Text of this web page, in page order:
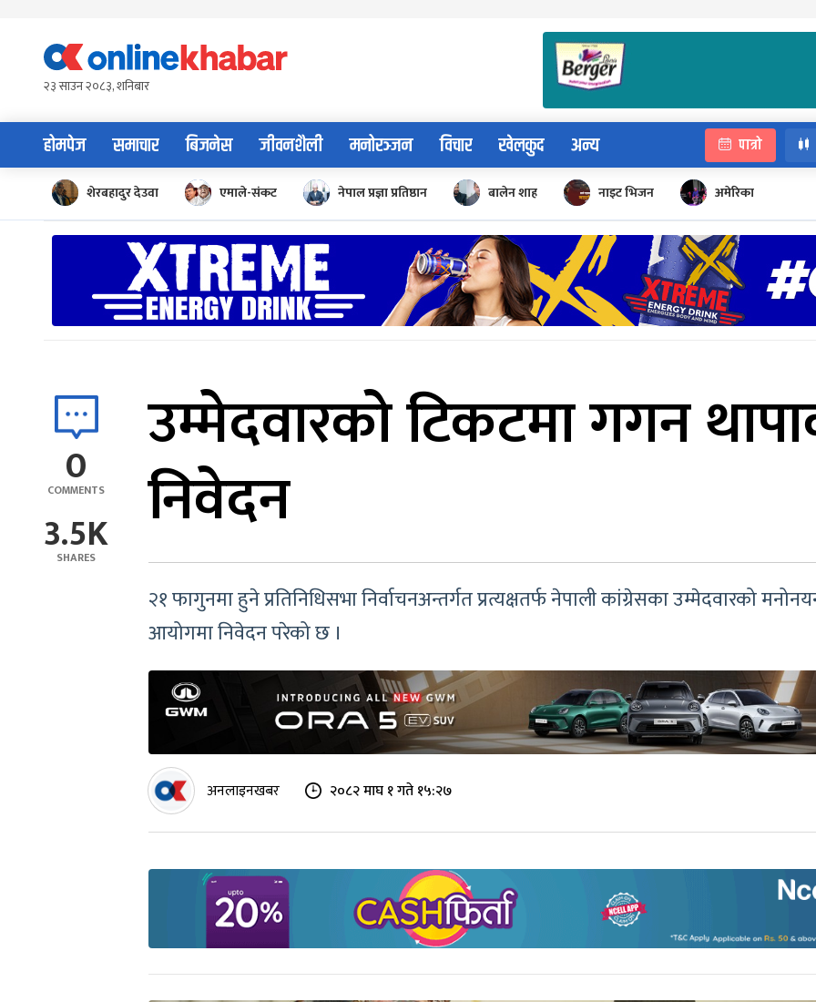
content२३ साउन २०८३, शनिबार
होमपेज समाचार बिजनेस जीवनशैली मनोरञ्जन विचार खेलकुद अन्य पात्रो
शेरबहादुर देउवा एमाले-संकट नेपाल प्रज्ञा प्रतिष्ठान बालेन शाह नाइट भिजन अमेरिका
0
COMMENTS
3.5K
SHARES
उम्मेदवारको टिकटमा गगन
निवेदन
२१ फागुनमा हुने प्रतिनिधिसभा निर्वाचनअन्तर्गत प्रत्यक्षतर्फ नेपाली कांग्रेसका उम्मेदवारको
आयोगमा निवेदन परेको छ ।
अनलाइनखबर २०८२ माघ १ गते १५:२७